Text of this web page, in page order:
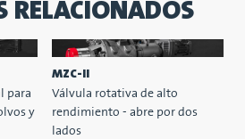
RELACIONADOS
para
y
MZC-II
Válvula rotativa de alto
rendimiento - abre por dos
lados